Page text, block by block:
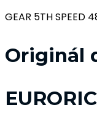
GEAR 5TH SPEED
Originál